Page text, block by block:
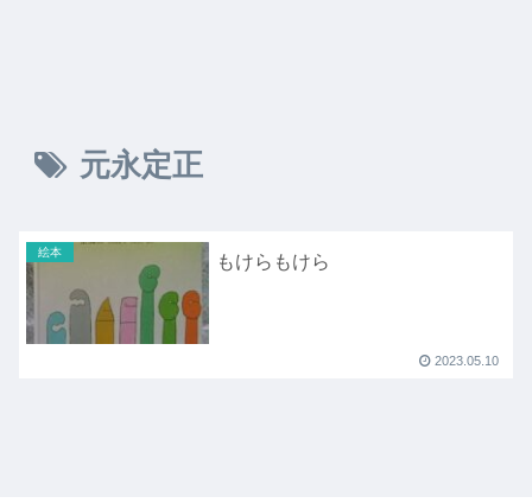
元永定正
絵本 もけらもけら
2023.05.10